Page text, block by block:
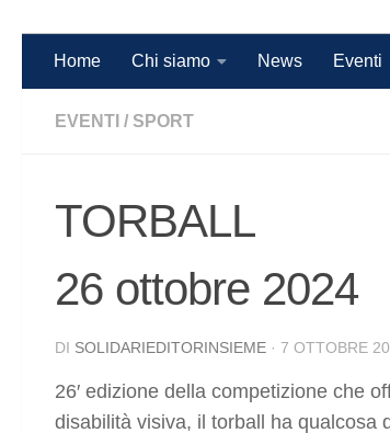
Home Chi siamo News Eventi
EVENTI / SPORT
TORBALL
26 ottobre 2024
DI SOLIDARIEDITORINSIEME · 7 OTTOBRE
26′ edizione della competizione che
disabilità visiva, il torball ha qualcosa